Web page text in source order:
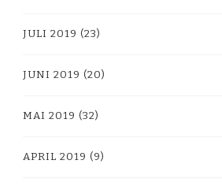
JULI 2019 (23)
JUNI 2019 (20)
MAI 2019 (32)
APRIL 2019 (9)